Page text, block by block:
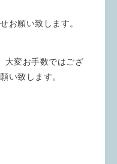
お願い致します。
大変お手数ではござ
い致します。